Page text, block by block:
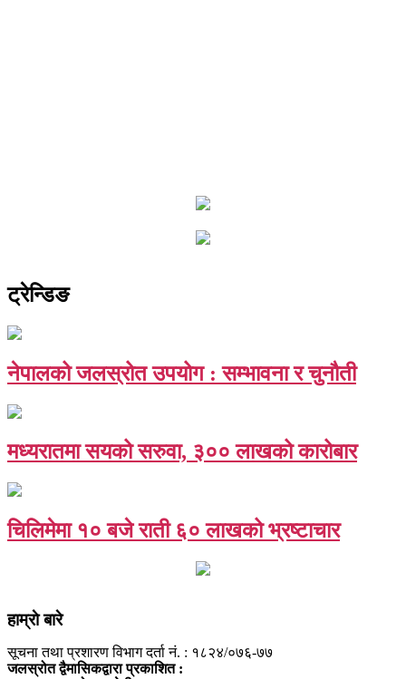
ट्रेन्डिङ
नेपालको जलस्रोत उपयोग : सम्भावना र चुनौती
मध्यरातमा सयको सरुवा, ३०० लाखको कारोबार
चिलिमेमा १० बजे राती ६० लाखको भ्रष्टाचार
हाम्राे बारे
सूचना तथा प्रशारण विभाग दर्ता नं. : १८२४/०७६-७७
जलस्रोत द्वैमासिकद्वारा प्रकाशित :